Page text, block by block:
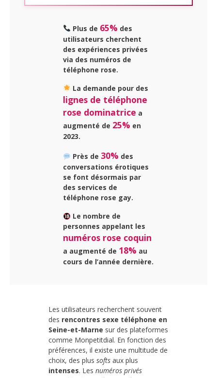
Plus de 65% des
utilisateurs cherchent
des expériences privées
via des numéros de
téléphone rose.
La demande pour des
lignes de téléphone
rose dominatrice a
augmenté de 25% en
2023.
Près de 30% des
conversations érotiques
se font désormais par
des services de
téléphone rose gay.
Le nombre de
personnes appelant les
numéros rose coquin
a augmenté de 18% au
cours de l’année dernière.
Les utilisateurs recherchent souvent
des rencontres sexe téléphone en
Seine-et-Marne sur des plateformes
comme Monpetitdial. En fonction des
préférences, il existe une multitude de
choix, des plus softs aux plus
intenses. Les numéros privés